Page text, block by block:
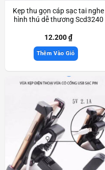
Kẹp thu gọn cáp sạc tai nghe
hình thú dễ thương Scd3240
12.200₫
Thêm Vào Giỏ